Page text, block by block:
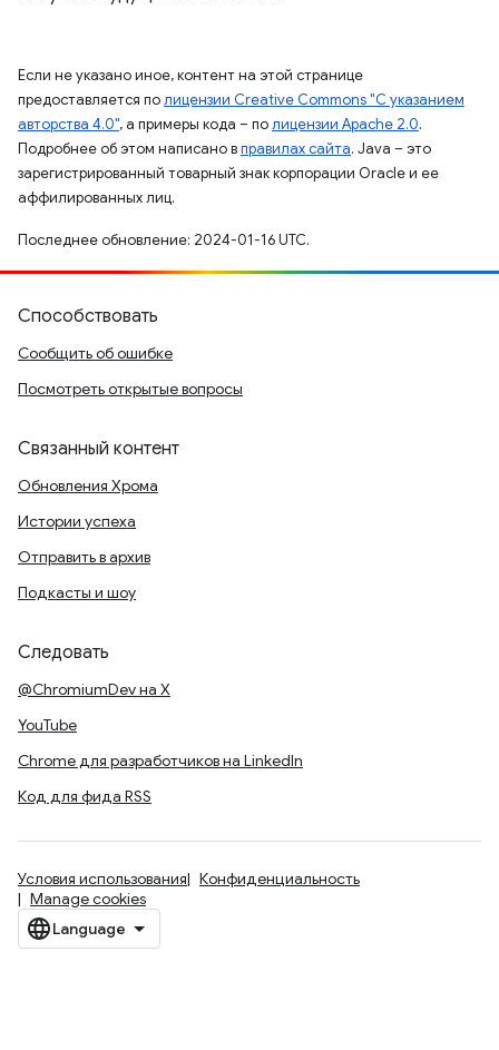
Если не указано иное, контент на этой странице
предоставляется полицензии Creative Commons "С указанием
авторства 4.0", а примеры кода – полицензии Apache 2.0.
Подробнее об этом написано вправилах сайта. Java – это
зарегистрированный товарный знак корпорации Oracle и ее
аффилированных лиц.
Последнее обновление: 2024-01-16 UTC.
Способствовать
Сообщить об ошибке
Посмотреть открытые вопросы
Связанный контент
Обновления Хрома
Истории успеха
Отправить в архив
Подкасты и шоу
Следовать
@ChromiumDev на X
YouTube
Chrome для разработчиков на LinkedIn
Код для фида RSS
Условия использования
Конфиденциальность
Manage cookies